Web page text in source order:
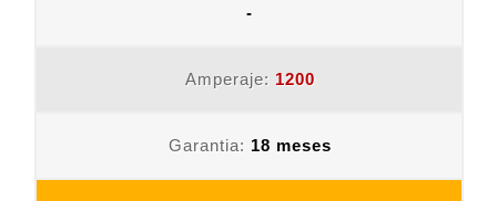
-
Amperaje: 1200
Garantia: 18 meses